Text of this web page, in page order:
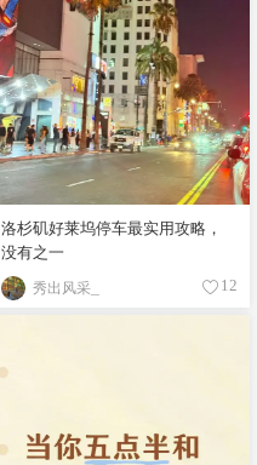
洛杉矶好莱坞停车最实用攻略，
没有之一
秀出风采_ 12